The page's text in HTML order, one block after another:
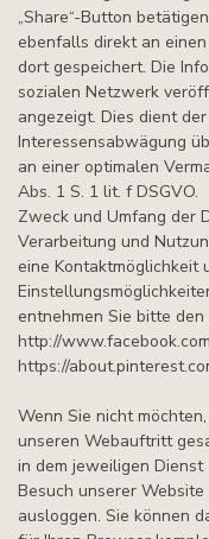
„Share“-Button
ebenfalls direkt an
dort gespeichert. Die
sozialen Netzwerk
angezeigt. Dies dient
Interessensabwägung
an einer optimalen
Abs. 1 S. 1 lit. f DSGVO.
Zweck und Umfang der
Verarbeitung und
eine Kontaktmöglichkeit
entnehmen Sie bitte
http://
https://
Wenn Sie nicht
unseren Webauftritt
in dem jeweiligen Dienst
Besuch unserer
ausloggen. Sie können